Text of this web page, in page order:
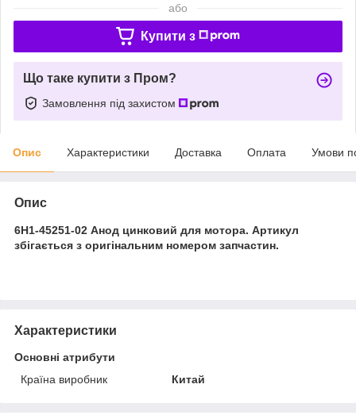
або
Купити з
Що таке купити з Пром?
Замовлення під захистом
Опис Характеристики Доставка Оплата Умови
Опис
6H1-45251-02 Анод цинковий для мотора. Артикул
збігається з оригінальним номером запчастин.
Характеристики
Основні атрибути
Країна виробник
Китай